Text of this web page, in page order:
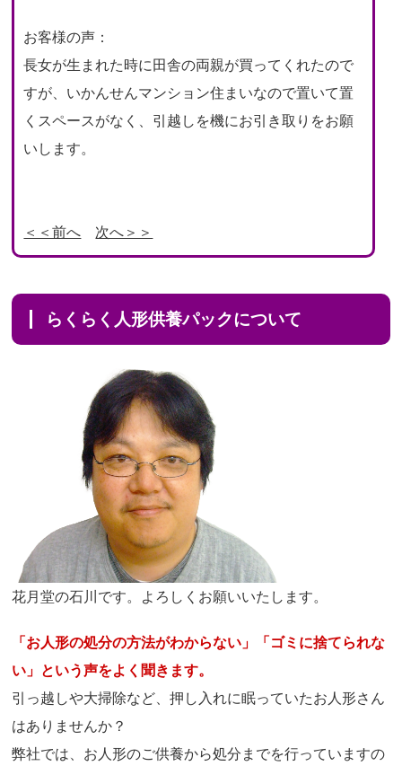
お客様の声：
長女が生まれた時に田舎の両親が買ってくれたので
すが、いかんせんマンション住まいなので置いて置
くスペースがなく、引越しを機にお引き取りをお願
いします。
＜＜前へ 次へ＞＞
らくらく人形供養パックについて
花月堂の石川です。よろしくお願いいたします。
「お人形の処分の方法がわからない」「ゴミに捨てられな
い」という声をよく聞きます。
引っ越しや大掃除など、押し入れに眠っていたお人形さん
はありませんか？
弊社では、お人形のご供養から処分までを行っていますの